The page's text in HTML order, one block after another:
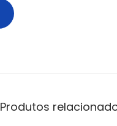
Produtos